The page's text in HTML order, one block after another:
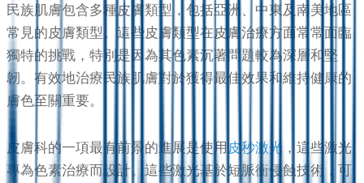
民族肌膚包含多種皮膚類型，包括亞洲、中東及南美地區
常見的皮膚類型。這些皮膚類型在皮膚治療方面常常面臨
獨特的挑戰，特別是因為其色素沉著問題較為深層和堅
韌。有效地治療民族肌膚對於獲得最佳效果和維持健康的
膚色至關重要。
皮膚科的一項最有前景的進展是使用 皮秒激光 ，這些激光
專為色素治療而設計。這些激光基於短脈衝侵蝕技術，可